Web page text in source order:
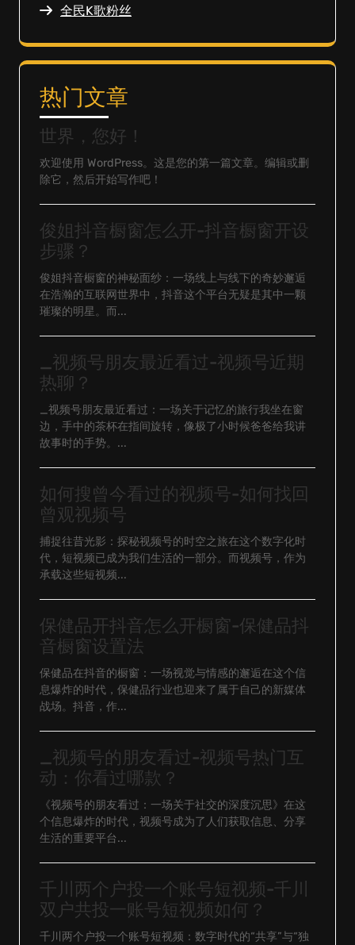
全民K歌粉丝
热门文章
世界，您好！
欢迎使用 WordPress。这是您的第一篇文章。编辑或删
除它，然后开始写作吧！
俊姐抖音橱窗怎么开-抖音橱窗开设
步骤？
俊姐抖音橱窗的神秘面纱：一场线上与线下的奇妙邂逅
在浩瀚的互联网世界中，抖音这个平台无疑是其中一颗
璀璨的明星。而...
_视频号朋友最近看过-视频号近期
热聊？
_视频号朋友最近看过：一场关于记忆的旅行我坐在窗
边，手中的茶杯在指间旋转，像极了小时候爸爸给我讲
故事时的手势。...
如何搜曾今看过的视频号-如何找回
曾观视频号
捕捉往昔光影：探秘视频号的时空之旅在这个数字化时
代，短视频已成为我们生活的一部分。而视频号，作为
承载这些短视频...
保健品开抖音怎么开橱窗-保健品抖
音橱窗设置法
保健品在抖音的橱窗：一场视觉与情感的邂逅在这个信
息爆炸的时代，保健品行业也迎来了属于自己的新媒体
战场。抖音，作...
_视频号的朋友看过-视频号热门互
动：你看过哪款？
《视频号的朋友看过：一场关于社交的深度沉思》在这
个信息爆炸的时代，视频号成为了人们获取信息、分享
生活的重要平台...
千川两个户投一个账号短视频-千川
双户共投一账号短视频如何？
千川两个户投一个账号短视频：数字时代的“共享”与“独